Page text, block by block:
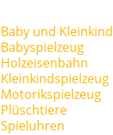
Baby und Kleinkind
Babyspielzeug
Holzeisenbahn
Kleinkindspielzeug
Motorikspielzeug
Plüschtiere
Spieluhren